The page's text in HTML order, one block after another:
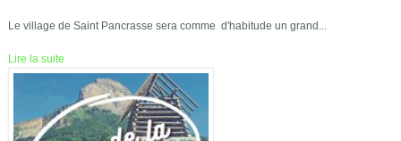
Le village de Saint Pancrasse sera comme d'habitude un grand...
Lire la suite